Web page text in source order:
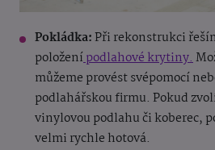
Pokládka:Při rekonstrukci
položenípodlahové krytiny.
můžeme provést svépomocí
podlahářskou firmu. Pokud
vinylovou podlahu či koberec,
velmi rychle hotová.